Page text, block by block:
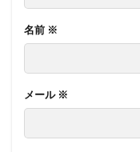
名前 ※
メール ※